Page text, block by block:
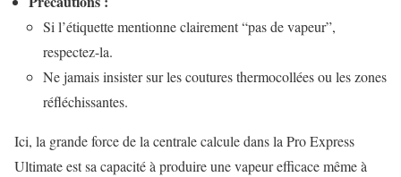
Si l’étiquette mentionne clairement “pas de vapeur”,
respectez-la.
Ne jamais insister sur les coutures thermocollées ou les zones
réfléchissantes.
Ici, la grande force de la centrale calcule dans la Pro Express
Ultimate est sa capacité à produire une vapeur efficace même à